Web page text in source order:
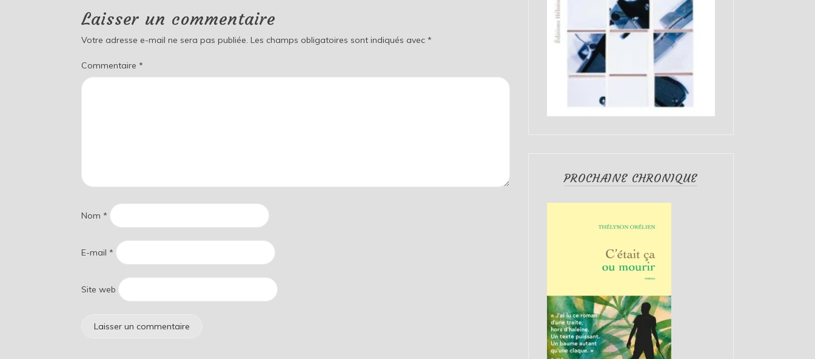
Laisser un commentaire
Votre adresse e-mail ne sera pas publiée. Les champs obligatoires sont indiqués avec*
Commentaire*
Nom*
E-mail*
Site web
PROCHAINE CHRONIQUE